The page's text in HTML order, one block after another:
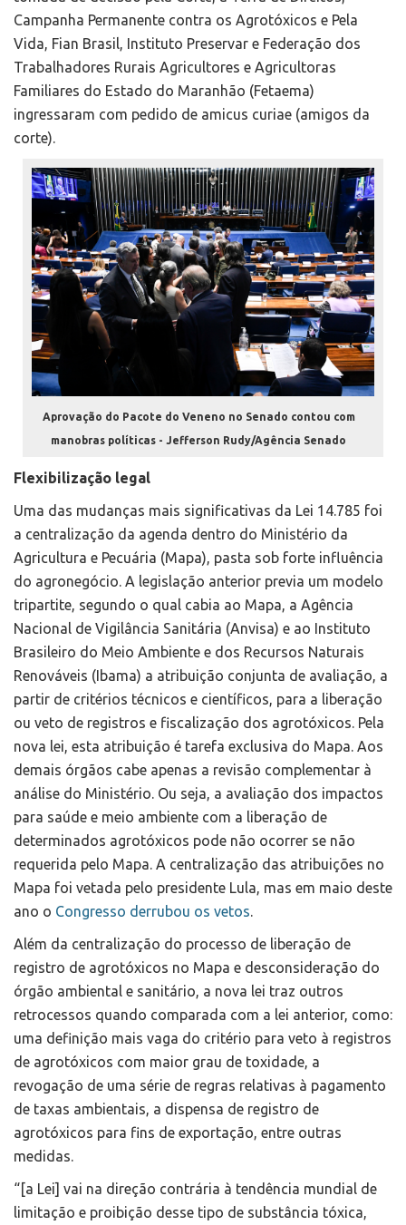
Campanha Permanente contra os Agrotóxicos e Pela
Vida, Fian Brasil, Instituto Preservar e Federação dos
Trabalhadores Rurais Agricultores e Agricultoras
Familiares do Estado do Maranhão (Fetaema)
ingressaram com pedido de amicus curiae (amigos da
corte).
Aprovação do Pacote do Veneno no Senado contou com
manobras políticas - Jefferson Rudy/Agência Senado
Flexibilização legal
Uma das mudanças mais significativas da Lei 14.785 foi
a centralização da agenda dentro do Ministério da
Agricultura e Pecuária (Mapa), pasta sob forte influência
do agronegócio. A legislação anterior previa um modelo
tripartite, segundo o qual cabia ao Mapa, a Agência
Nacional de Vigilância Sanitária (Anvisa) e ao Instituto
Brasileiro do Meio Ambiente e dos Recursos Naturais
Renováveis (Ibama) a atribuição conjunta de avaliação, a
partir de critérios técnicos e científicos, para a liberação
ou veto de registros e fiscalização dos agrotóxicos. Pela
nova lei, esta atribuição é tarefa exclusiva do Mapa. Aos
demais órgãos cabe apenas a revisão complementar à
análise do Ministério. Ou seja, a avaliação dos impactos
para saúde e meio ambiente com a liberação de
determinados agrotóxicos pode não ocorrer se não
requerida pelo Mapa. A centralização das atribuições no
Mapa foi vetada pelo presidente Lula, mas em maio deste
ano o Congresso derrubou os vetos.
Além da centralização do processo de liberação de
registro de agrotóxicos no Mapa e desconsideração do
órgão ambiental e sanitário, a nova lei traz outros
retrocessos quando comparada com a lei anterior, como:
uma definição mais vaga do critério para veto à registros
de agrotóxicos com maior grau de toxidade, a
revogação de uma série de regras relativas à pagamento
de taxas ambientais, a dispensa de registro de
agrotóxicos para fins de exportação, entre outras
medidas.
“[a Lei] vai na direção contrária à tendência mundial de
limitação e proibição desse tipo de substância tóxica,